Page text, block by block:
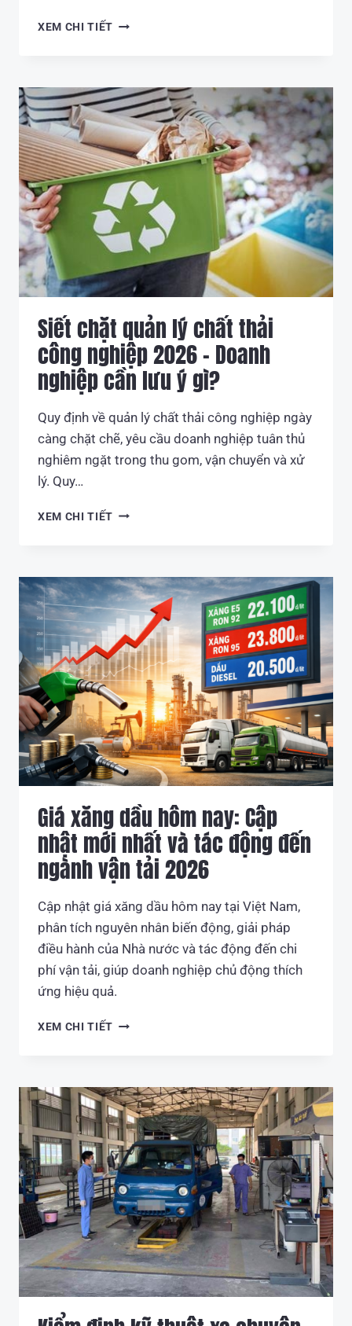
XEM CHI TIẾT XU
XANH
TRÊN
THẾ
GIỚI
–
HƯỚNG
ĐI
TẤT
YẾU
CỦA
NGÀNH
LOGISTICS
Siết chặt quản lý chất thải
công nghiệp 2026 – Doanh
nghiệp cần lưu ý gì?
Quy định về quản lý chất thải công nghiệp ngày
càng chặt chẽ, yêu cầu doanh nghiệp tuân thủ
nghiêm ngặt trong thu gom, vận chuyển và xử
lý. Quy…
XEM CHI TIẾT SIẾT
CHẤT
THẢI
CÔNG
NGHIỆP
2026
–
DOANH
NGHIỆP
CẦN
LƯU
Ý
GÌ?
Giá xăng dầu hôm nay: Cập
nhật mới nhất và tác động đến
ngành vận tải 2026
Cập nhật giá xăng dầu hôm nay tại Việt Nam,
phân tích nguyên nhân biến động, giải pháp
điều hành của Nhà nước và tác động đến chi
phí vận tải, giúp doanh nghiệp chủ động thích
ứng hiệu quả.
XEM CHI TIẾT GIÁ
NAY:
CẬP
NHẬT
MỚI
NHẤT
VÀ
TÁC
ĐỘNG
ĐẾN
NGÀNH
VẬN
TẢI
2026